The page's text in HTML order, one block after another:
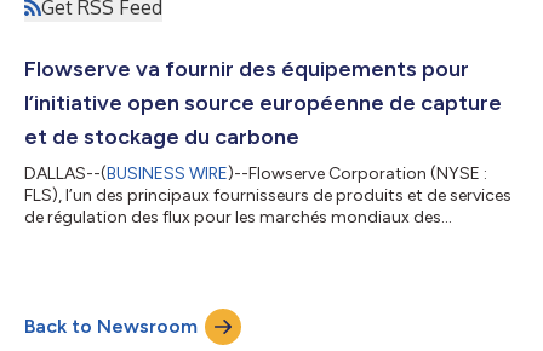
Get RSS Feed
Flowserve va fournir des équipements pour
l’initiative open source européenne de capture
et de stockage du carbone
DALLAS--(BUSINESS WIRE)--Flowserve Corporation (NYSE :
FLS), l’un des principaux fournisseurs de produits et de services
de régulation des flux pour les marchés mondiaux des
capture et de stockage du carbone de Norvège. Cette
installation, dont l’achèvement est prévu en 2024, sera la
Back to Newsroom